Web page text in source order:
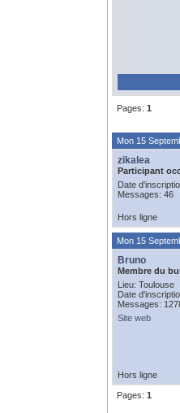
Pages: 1
Mon 15
zikalea
Participant
Date
Messages: 46
Hors ligne
Mon 15
Bruno
Membre du
Lieu: Toulouse
Date
Messages:
Site web
Hors ligne
Pages: 1